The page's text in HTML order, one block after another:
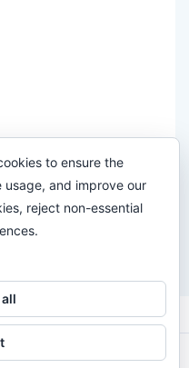
to ensure the
and improve our
reject non-essential